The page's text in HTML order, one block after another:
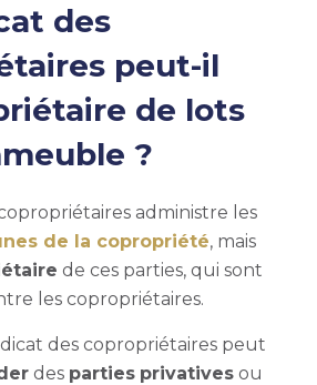
des
peut-il
de lots
?
administre les
de la copropriété, mais
de ces parties, qui sont
les copropriétaires.
des copropriétaires peut
des parties privativesou